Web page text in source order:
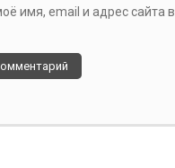
имя, email и адрес